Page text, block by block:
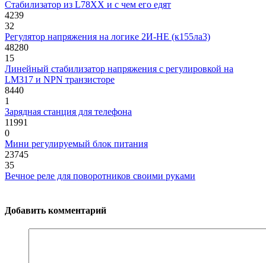
Стабилизатор из L78XX и с чем его едят
4239
32
Регулятор напряжения на логике 2И-НЕ (к155ла3)
48280
15
Линейный стабилизатор напряжения с регулировкой на
LM317 и NPN транзисторе
8440
1
Зарядная станция для телефона
11991
0
Мини регулируемый блок питания
23745
35
Вечное реле для поворотников своими руками
Добавить комментарий